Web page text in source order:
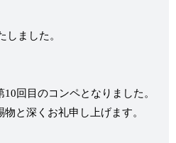
しました。
回目のコンペとなりました。
と深くお礼申し上げます。